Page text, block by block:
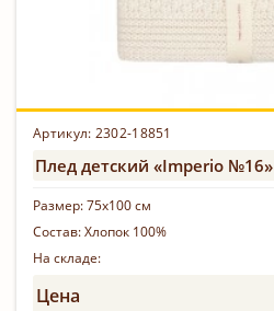
Артикул: 2302-18851
Плед детский «Imperio №16»
Размер:75х100 см
Состав:Хлопок 100%
На складе:
Цена